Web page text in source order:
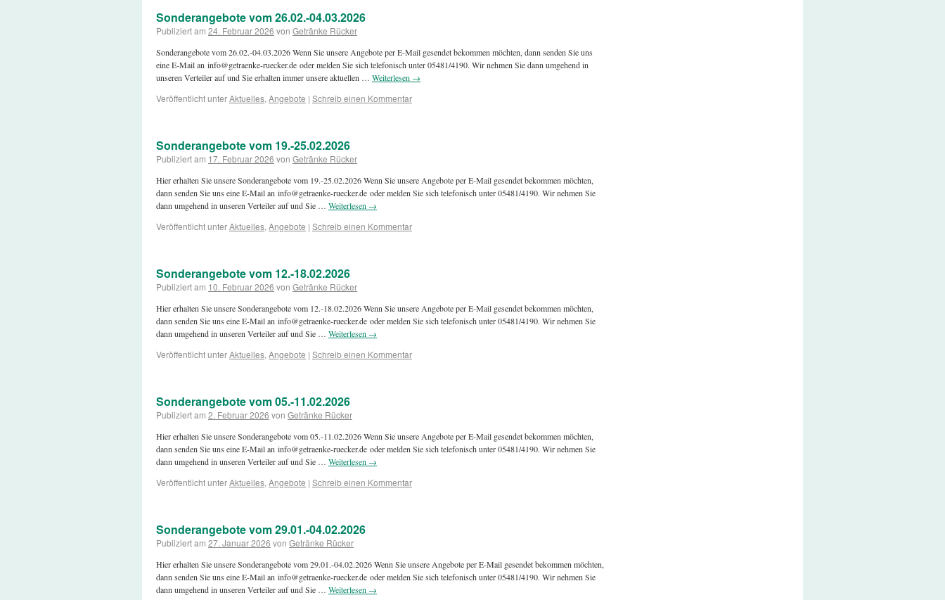
Sonderangebote vom 26.02.-04.03.2026
Publiziert am 24. Februar 2026 von Getränke Rücker
Sonderangebote vom 26.02.-04.03.2026 Wenn Sie unsere Angebote per E-Mail gesendet bekommen möchten, dann senden Sie uns
eine E-Mail an info@getraenke-ruecker.de oder melden Sie sich telefonisch unter 05481/4190. Wir nehmen Sie dann umgehend in
unseren Verteiler auf und Sie erhalten immer unsere aktuellen … Weiterlesen →
Veröffentlicht unterAktuelles, Angebote | Schreib einen Kommentar
Sonderangebote vom 19.-25.02.2026
Publiziert am 17. Februar 2026 von Getränke Rücker
Hier erhalten Sie unsere Sonderangebote vom 19.-25.02.2026 Wenn Sie unsere Angebote per E-Mail gesendet bekommen möchten,
dann senden Sie uns eine E-Mail an info@getraenke-ruecker.de oder melden Sie sich telefonisch unter 05481/4190. Wir nehmen Sie
dann umgehend in unseren Verteiler auf und Sie … Weiterlesen →
Veröffentlicht unterAktuelles, Angebote | Schreib einen Kommentar
Sonderangebote vom 12.-18.02.2026
Publiziert am 10. Februar 2026 von Getränke Rücker
Hier erhalten Sie unsere Sonderangebote vom 12.-18.02.2026 Wenn Sie unsere Angebote per E-Mail gesendet bekommen möchten,
dann senden Sie uns eine E-Mail an info@getraenke-ruecker.de oder melden Sie sich telefonisch unter 05481/4190. Wir nehmen Sie
dann umgehend in unseren Verteiler auf und Sie … Weiterlesen →
Veröffentlicht unterAktuelles, Angebote | Schreib einen Kommentar
Sonderangebote vom 05.-11.02.2026
Publiziert am 2. Februar 2026 von Getränke Rücker
Hier erhalten Sie unsere Sonderangebote vom 05.-11.02.2026 Wenn Sie unsere Angebote per E-Mail gesendet bekommen möchten,
dann senden Sie uns eine E-Mail an info@getraenke-ruecker.de oder melden Sie sich telefonisch unter 05481/4190. Wir nehmen Sie
dann umgehend in unseren Verteiler auf und Sie … Weiterlesen →
Veröffentlicht unterAktuelles, Angebote | Schreib einen Kommentar
Sonderangebote vom 29.01.-04.02.2026
Publiziert am 27. Januar 2026 von Getränke Rücker
Hier erhalten Sie unsere Sonderangebote vom 29.01.-04.02.2026 Wenn Sie unsere Angebote per E-Mail gesendet bekommen möchten,
dann senden Sie uns eine E-Mail an info@getraenke-ruecker.de oder melden Sie sich telefonisch unter 05481/4190. Wir nehmen Sie
dann umgehend in unseren Verteiler auf und Sie … Weiterlesen →